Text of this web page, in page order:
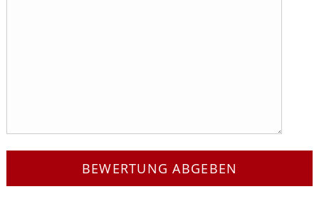
BEWERTUNG ABGEBEN